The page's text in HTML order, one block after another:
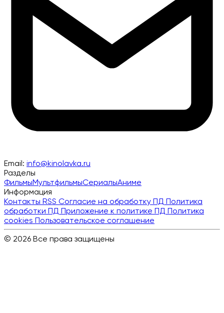
Email: info@kinolavka.ru
Разделы
ФильмыМультфильмыСериалыАниме
Информация
Контакты RSS Согласие на обработку ПД Политика
обработки ПД Приложение к политике ПД Политика
cookies Пользовательское соглашение
© 2026 Все права защищены